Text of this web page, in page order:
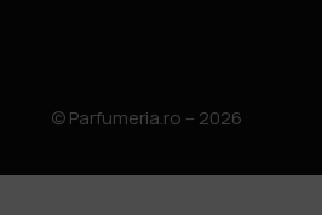
© Parfumeria.ro – 2026